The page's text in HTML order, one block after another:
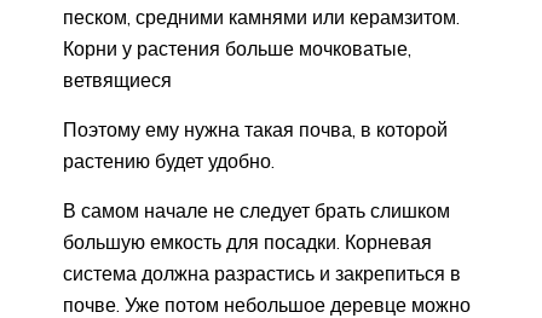
песком, средними камнями или керамзитом.
Корни у растения больше мочковатые,
ветвящиеся
Поэтому ему нужна такая почва, в которой
растению будет удобно.
В самом начале не следует брать слишком
большую емкость для посадки. Корневая
система должна разрастись и закрепиться в
почве. Уже потом небольшое деревце можно